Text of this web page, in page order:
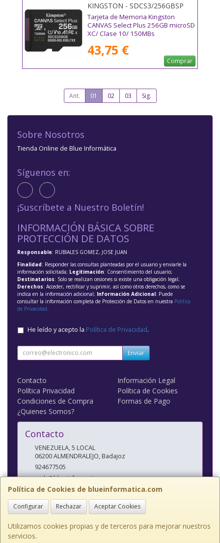
KINGSTON - SDCS3/256GBSP
Tarjeta de Memoria Kingston
CANVAS Select Plus 256GB microSD
XC/ Clase 10/ 150MBs
43,75 €
Comprar
Ant. 01 02 03 Sig.
Política de Cookies de blueinformatica.com
Configurar Rechazar Aceptar Cookies
Utilizamos cookies propias y de terceros para mejorar nuestros
servicios.
Sobre Nosotros
Tienda Online de Blue Informática
Síguenos en:
¡Suscríbete a Nuestro Boletín!
INFORMACIÓN BÁSICA SOBRE
PROTECCIÓN DE DATOS
Responsable: RUBIALES GOMEZ, JOSE JUAN
Finalidad: Responder las consultas planteadas por el usuario y enviarle la
información solicitada; Legitimación: Consentimiento del usuario;
Destinatarios: Solo se realizan cesiones si existe una obligación legal;
Derechos: Acceder, rectificar y suprimir, así como otros derechos, como se
indica en la información adicional; Información Adicional: Puede
consultar la información completa de Protección de Datos en nuestra Política
de Privacidad.
He leído y acepto la Política de Privacidad.
Enviar
Contacto
Información Legal
Política Privacidad
Política de Cookies
Condiciones de Compra
Formas de Pago
¿Quienes Somos?
Contacto
VENEZUELA, 5 LOCAL
06200ALMENDRALEJO,Badajoz
924677505
web@blueinformatica.com
Horario
10 a 14 Y 17 a 20:30